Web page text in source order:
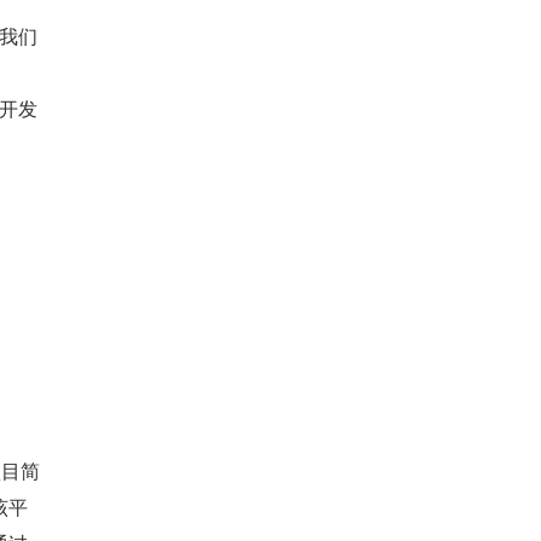
们
发
简
平